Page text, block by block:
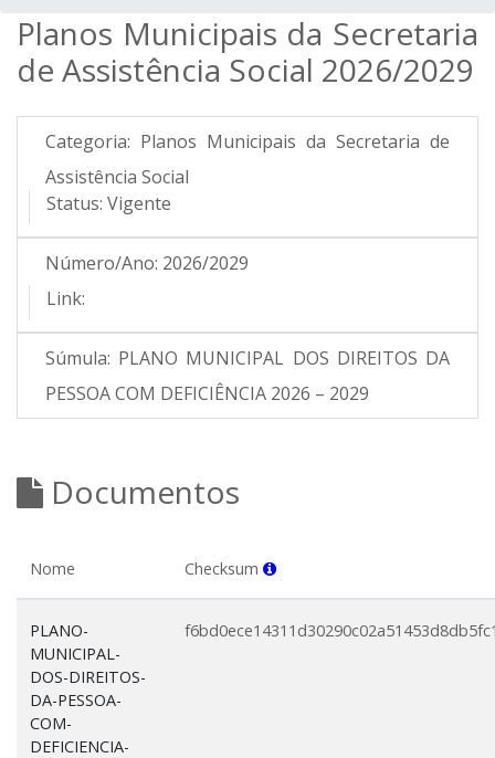
Planos Municipais da Secretaria
de Assistência Social 2026/2029
Categoria: Planos Municipais da Secretaria de
Assistência Social
Status: Vigente
Número/Ano: 2026/2029
Link:
Súmula: PLANO MUNICIPAL DOS DIREITOS DA
PESSOA COM DEFICIÊNCIA 2026 – 2029
Documentos
Nome Checksum
PLANO-
MUNICIPAL-
DOS-DIREITOS-
DA-PESSOA-
COM-
DEFICIENCIA-